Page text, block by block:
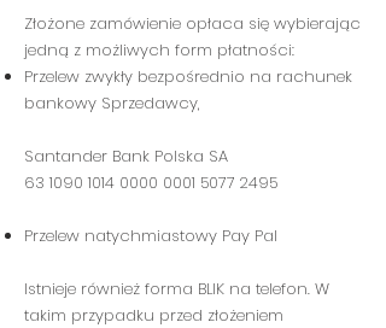
Złożone zamówienie opłaca się wybierając
jedną z możliwych form płatności:
Przelew zwykły bezpośrednio na rachunek
bankowy Sprzedawcy,
Santander Bank Polska SA
63 1090 1014 0000 0001 5077 2495
Przelew natychmiastowy Pay Pal
Istnieje również forma BLIK na telefon. W
takim przypadku przed złożeniem